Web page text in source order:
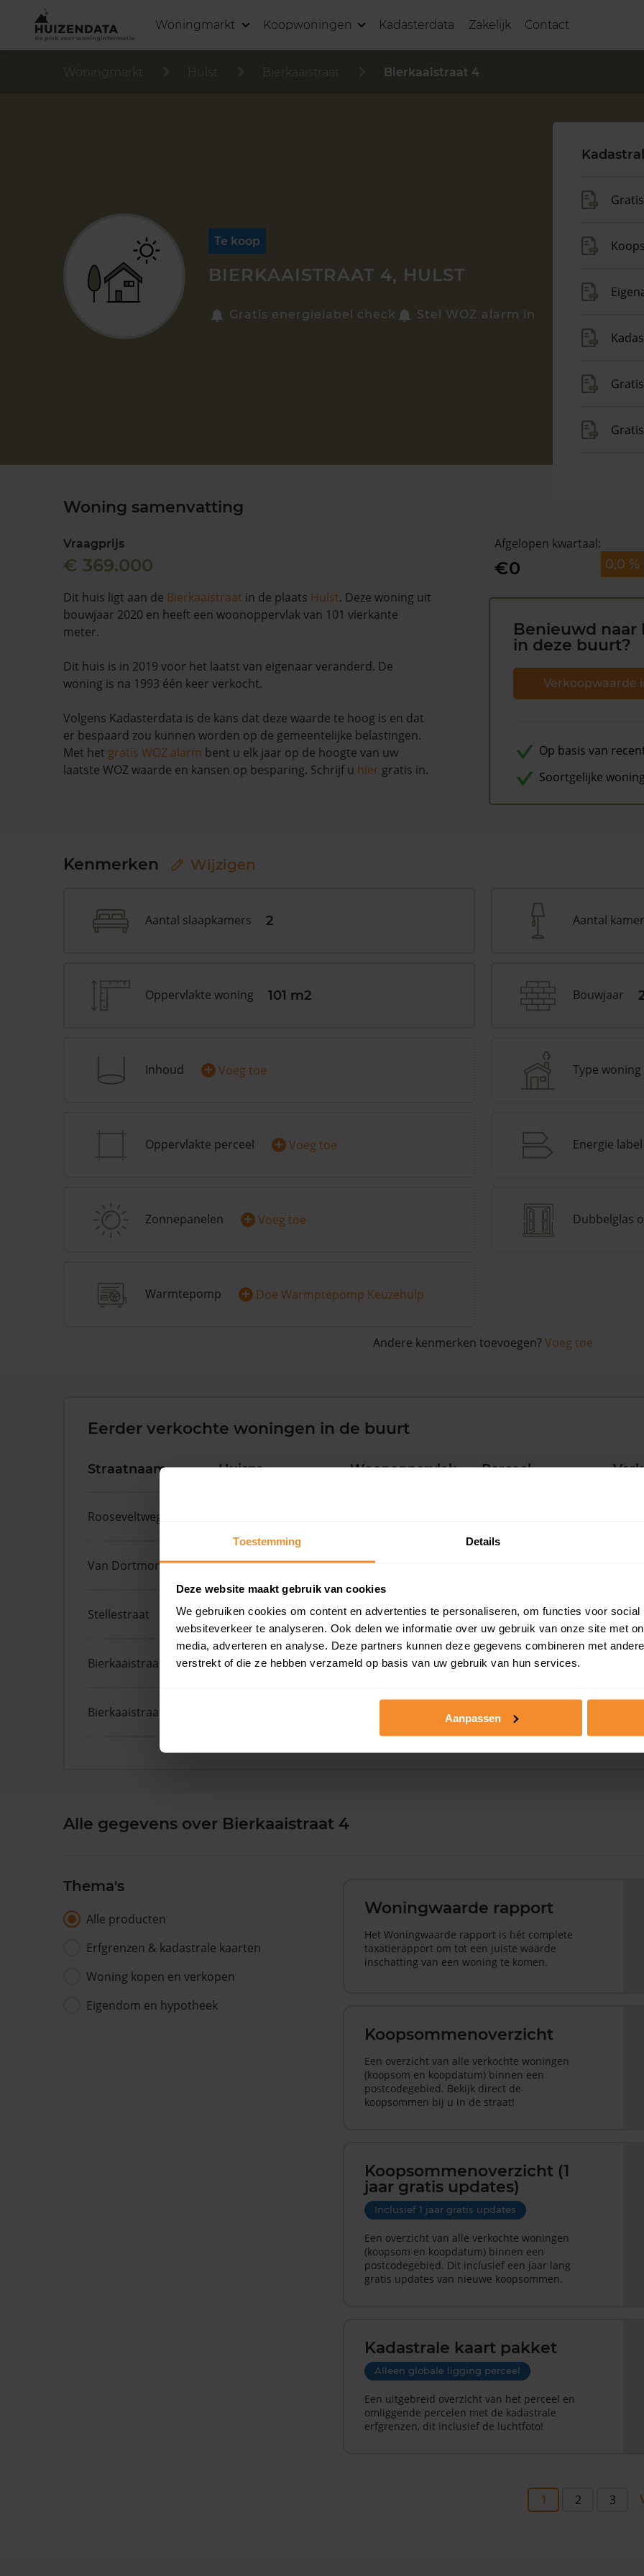
Toestemming Details
Deze website maakt gebruik van cookies
We gebruiken cookies om content en advertenties te personaliseren, om functies voor social
websiteverkeer te analyseren. Ook delen we informatie over uw gebruik van onze site met
media, adverteren en analyse. Deze partners kunnen deze gegevens combineren met
verstrekt of die ze hebben verzameld op basis van uw gebruik van hun services.
Aanpassen
Woningmarkt Koopwoningen Kadasterdata Zakelijk Contact
Woningmarkt Hulst Bierkaaistraat Bierkaaistraat 4
Te koop
BIERKAAISTRAAT 4, HULST
Gratis energielabel check Stel WOZ alarm in
Woning samenvatting
Vraagprijs
€ 369.000
Dit huis ligt aan de Bierkaaistraat in de plaats Hulst. Deze woning uit
bouwjaar 2020 en heeft een woonoppervlak van 101 vierkante
meter.
Dit huis is in 2019 voor het laatst van eigenaar veranderd. De
woning is na 1993 één keer verkocht.
Volgens Kadasterdata is de kans dat deze waarde te hoog is en dat
er bespaard zou kunnen worden op de gemeentelijke belastingen.
Met het gratis WOZ alarm bent u elk jaar op de hoogte van uw
laatste WOZ waarde en kansen op besparing. Schrijf u hier gratis in.
Afgelopen kwartaal:
€0 0,0 %
Benieuwd naar
in deze buurt?
Verkoopwaarde
Op basis van
Soortgelijke
Kenmerken Wijzigen
Aantal slaapkamers 2 Aantal
Oppervlakte woning 101 m2 Bouwjaar
Inhoud + Voeg toe Type woning
Oppervlakte perceel + Voeg toe Energie label
Zonnepanelen + Voeg toe Dubbelglas
Warmtepomp + Doe Warmptepomp Keuzehulp
Andere kenmerken toevoegen? Voeg toe
Eerder verkochte woningen in de buurt
Straatnaam Huisnr. Woonoppervlak Perceel
Rooseveltweg
Van Dortmontlaan 18 90 m2
Stellestraat 9 107 m2 1.575 m2 24
Bierkaaistraat 52 131 m2 587 m2
Bierkaaistraat 1.210 m2 01
Alle gegevens over Bierkaaistraat 4
Thema's
Alle producten
Erfgrenzen & kadastrale kaarten
Woning kopen en verkopen
Eigendom en hypotheek
Woningwaarde rapport
Het Woningwaarde rapport is hét complete
taxatierapport om tot een juiste waarde
inschatting van een woning te komen.
Koopsommenoverzicht
Een overzicht van alle verkochte woningen
(koopsom en koopdatum) binnen een
postcodegebied. Bekijk direct de
koopsommen bij u in de straat!
Koopsommenoverzicht (1
jaar gratis updates)
Inclusief 1 jaar gratis updates
Een overzicht van alle verkochte woningen
(koopsom en koopdatum) binnen een
postcodegebied. Dit inclusief een jaar lang
gratis updates van nieuwe koopsommen.
Kadastrale kaart pakket
Alleen globale ligging perceel
Een uitgebreid overzicht van het perceel en
omliggende percelen met de kadastrale
erfgrenzen, dit inclusief de luchtfoto!
1 2 3